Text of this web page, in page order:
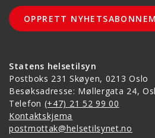
Statens helsetilsyn
Postboks 231 Skøyen, 0213 Oslo
Besøksadresse: Møllergata 24,
Telefon (+47) 21 52 99 00
Kontaktskjema
postmottak@helsetilsynet.no